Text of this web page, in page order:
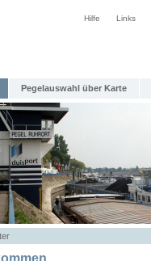
Hilfe Links
Pegelauswahl über Karte